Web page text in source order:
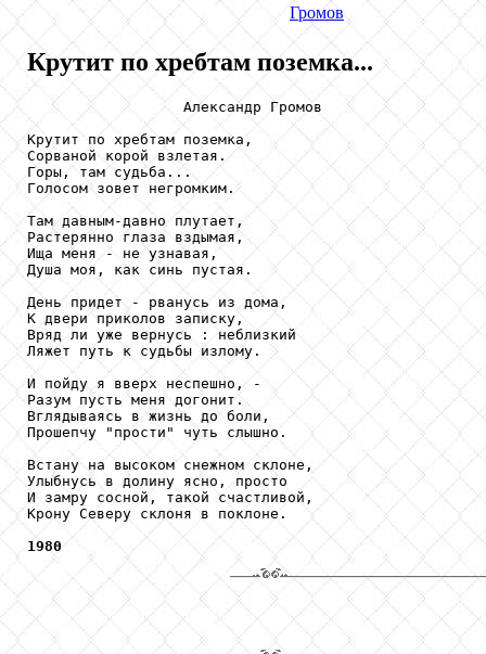
Громов
Крутит по хребтам поземка...
                  Александр Громов
Крутит по хребтам поземка,
Сорваной корой взлетая.
Горы, там судьба...
Голосом зовет негромким.
Там давным-давно плутает,
Растерянно глаза вздымая,
Ища меня - не узнавая,
Душа моя, как синь пустая.
День придет - рванусь из дома,
К двери приколов записку,
Вряд ли уже вернусь : неблизкий
Ляжет путь к судьбы излому.
И пойду я вверх неспешно, -
Разум пусть меня догонит.
Вглядываясь в жизнь до боли,
Прошепчу "прости" чуть слышно.
Встану на высоком снежном склоне,
Улыбнусь в долину ясно, просто
И замру сосной, такой счастливой,
Крону Северу склоня в поклоне.
1980